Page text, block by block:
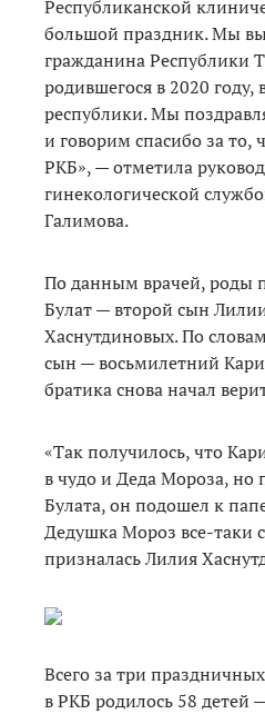
Республиканской
большой праздник. Мы
гражданина Республики
родившегося в 2020 году,
республики. Мы
и говорим спасибо за то,
РКБ», — отметила
гинекологической
Галимова.
По данным врачей, роды
Булат — второй сын
Хаснутдиновых. По
сын — восьмилетний
братика снова начал
«Так получилось, что
в чудо и Деда Мороза, но
Булата, он подошел к
Дедушка Мороз все-таки
призналась Лилия
Всего за три
в РКБ родилось 58 детей